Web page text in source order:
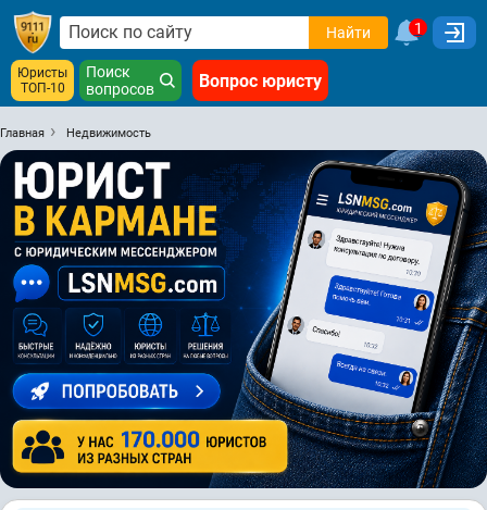
Найти 1
Юристы
ТОП-10
Поиск
вопросов
Вопрос юристу
Главная Недвижимость